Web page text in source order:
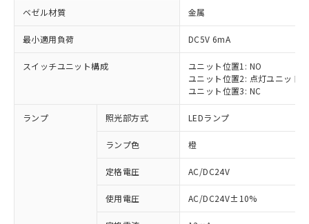
ベゼル材質 金属
最小適用負荷 DC5V 6mA
スイッチユニット構成
ユニット位置1: NO
ユニット位置2: 点灯ユニット
ユニット位置3: NC
ランプ 照光部方式 LEDランプ
ランプ色 橙
定格電圧 AC/DC24V
使用電圧 AC/DC24V±10%